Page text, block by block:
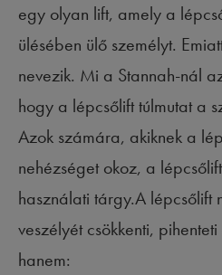
egy olyan lift, amely a
ülésében ülő személyt.
nevezik. Mi a Stannah-nál
hogy a lépcsőlift túlmutat a
Azok számára, akiknek a
nehézséget okoz, a
használati tárgy.A lépcsőlift
veszélyét csökkenti,
hanem: